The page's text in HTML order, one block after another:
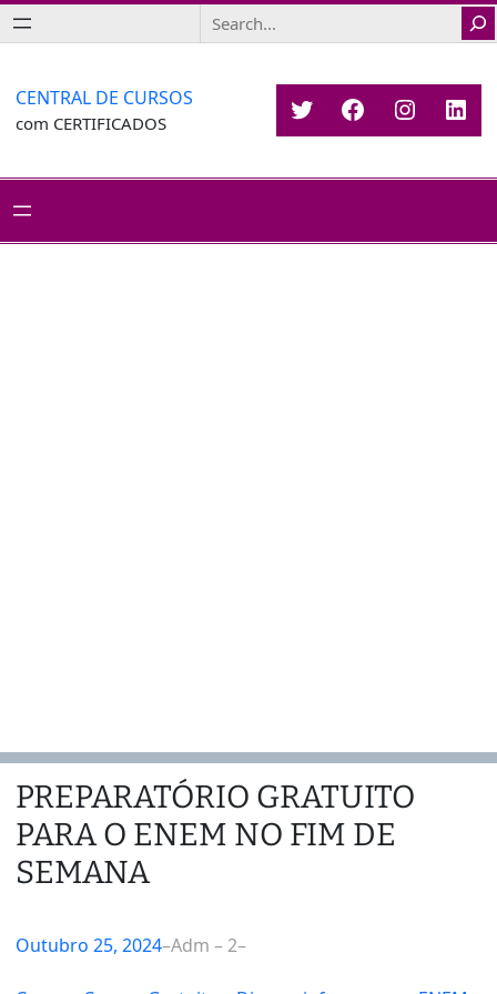
Saltar
para
conteúdo
Search
CENTRAL DE CURSOS
com CERTIFICADOS TwitterFacebook
PREPARATÓRIO GRATUITO
PARA O ENEM NO FIM DE
SEMANA
Outubro 25, 2024–Adm – 2–